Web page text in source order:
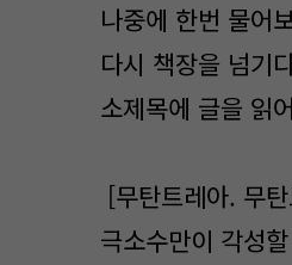
나중에 한번 물어
다시 책장을 넘기
소제목에 글을 읽
[무탄트레아. 무
극소수만이 각성